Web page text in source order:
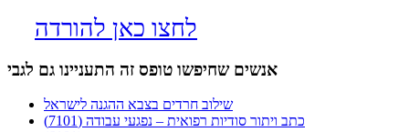
לחצו כאן להורדה
אנשים שחיפשו טופס זה התעניינו גם לגבי
שילוב חרדים בצבא ההגנה לישראל
כתב ויתור סודיות רפואית – נפגעי עבודה (7101)